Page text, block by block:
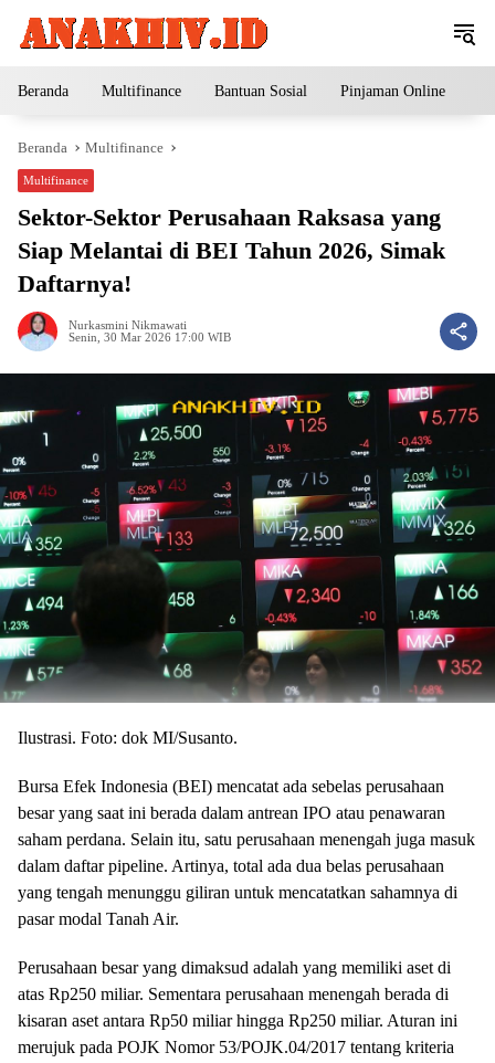
Beranda Multifinance Bantuan Sosial Pinjaman Online
Beranda Multifinance
Multifinance
Sektor-Sektor Perusahaan Raksasa yang
Siap Melantai di BEI Tahun 2026, Simak
Daftarnya!
Nurkasmini Nikmawati
Senin, 30 Mar 2026 17:00 WIB
Ilustrasi. Foto: dok MI/Susanto.
Bursa Efek Indonesia (BEI) mencatat ada sebelas perusahaan
besar yang saat ini berada dalam antrean IPO atau penawaran
saham perdana. Selain itu, satu perusahaan menengah juga masuk
dalam daftar pipeline. Artinya, total ada dua belas perusahaan
yang tengah menunggu giliran untuk mencatatkan sahamnya di
pasar modal Tanah Air.
Perusahaan besar yang dimaksud adalah yang memiliki aset di
atas Rp250 miliar. Sementara perusahaan menengah berada di
kisaran aset antara Rp50 miliar hingga Rp250 miliar. Aturan ini
merujuk pada POJK Nomor 53/POJK.04/2017 tentang kriteria